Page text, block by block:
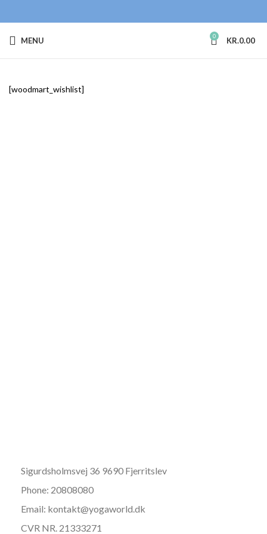
MENU 0 KR.0.00
[woodmart_wishlist]
Sigurdsholmsvej 36 9690 Fjerritslev
Phone: 20808080
Email: kontakt@yogaworld.dk
CVR NR. 21333271